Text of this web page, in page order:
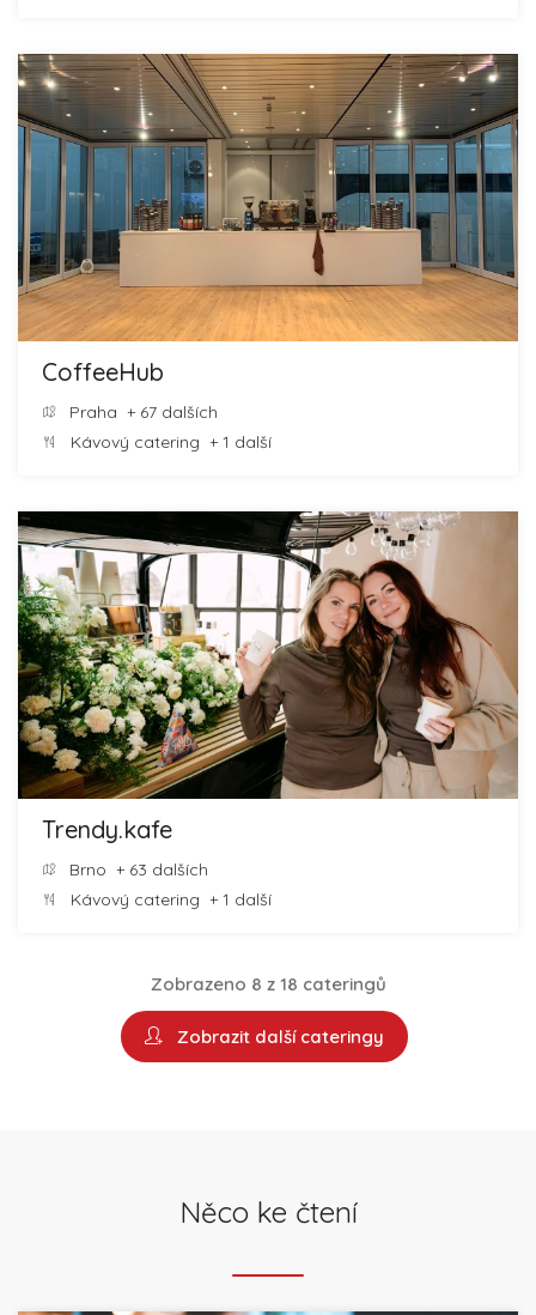
CoffeeHub
Praha + 67 dalších
Kávový catering + 1 další
Trendy.kafe
Brno + 63 dalších
Kávový catering + 1 další
Zobrazeno 8 z 18 cateringů
Zobrazit další cateringy
Něco ke čtení